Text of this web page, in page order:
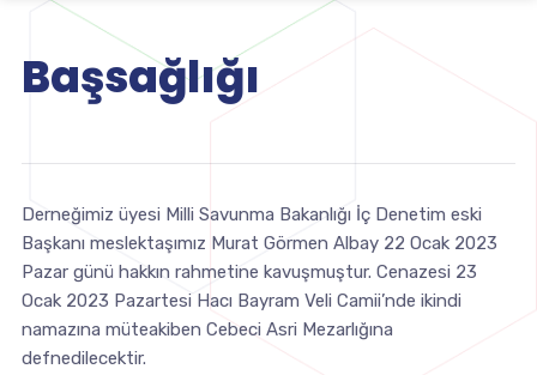
Başsağlığı
Derneğimiz üyesi Milli Savunma Bakanlığı İç Denetim eski
Başkanı meslektaşımız Murat Görmen Albay 22 Ocak 2023
Pazar günü hakkın rahmetine kavuşmuştur. Cenazesi 23
Ocak 2023 Pazartesi Hacı Bayram Veli Camii’nde ikindi
namazına müteakiben Cebeci Asri Mezarlığına
defnedilecektir.